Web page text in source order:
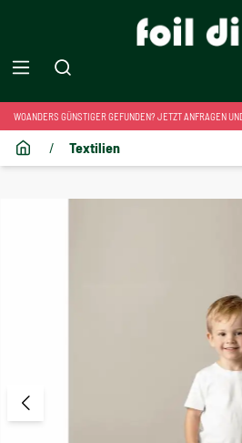
WOANDERS GÜNSTIGER GEFUNDEN? JETZT ANFRAGEN
/ Textilien